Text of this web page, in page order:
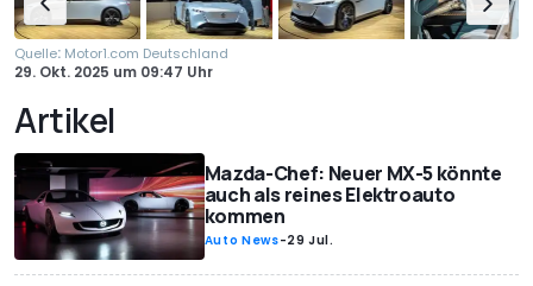
Quelle: Motor1.com Deutschland
29. Okt. 2025 um 09:47 Uhr
Artikel
Mazda-Chef: Neuer MX-5 könnte
auch als reines Elektroauto
kommen
Auto News-29 Jul.